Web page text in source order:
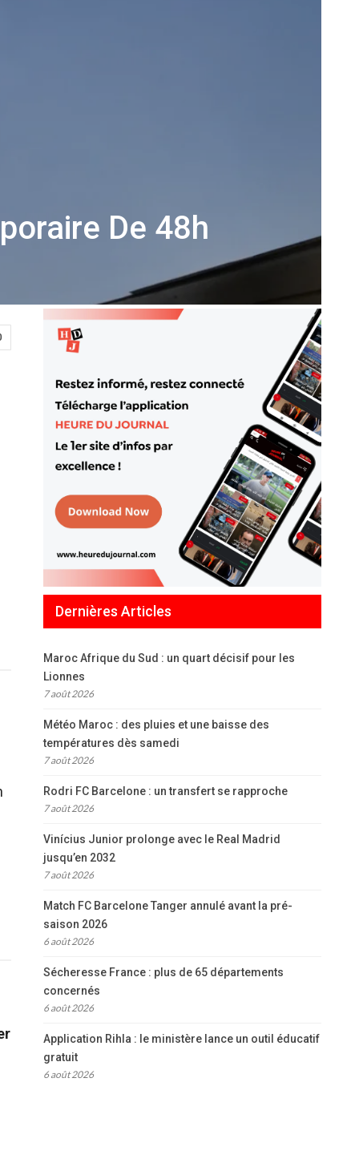
De 48h
Dernières Articles
Maroc Afrique du Sud : un quart décisif pour les
Lionnes
7 août 2026
Météo Maroc : des pluies et une baisse des
températures dès samedi
7 août 2026
Rodri FC Barcelone : un transfert se rapproche
7 août 2026
Vinícius Junior prolonge avec le Real Madrid
jusqu’en 2032
7 août 2026
Match FC Barcelone Tanger annulé avant la pré-
saison 2026
6 août 2026
Sécheresse France : plus de 65 départements
concernés
6 août 2026
Application Rihla : le ministère lance un outil éducatif
gratuit
6 août 2026